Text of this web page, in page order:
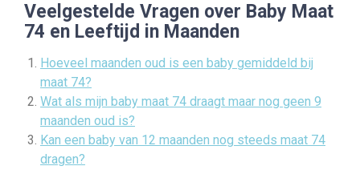
Veelgestelde Vragen over Baby Maat
74 en Leeftijd in Maanden
Hoeveel maanden oud is een baby gemiddeld bij
maat 74?
Wat als mijn baby maat 74 draagt maar nog geen 9
maanden oud is?
Kan een baby van 12 maanden nog steeds maat 74
dragen?